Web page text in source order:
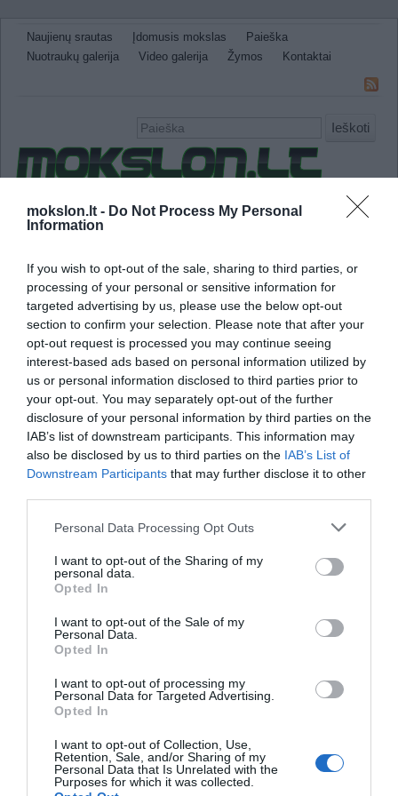
mokslon.lt - Do Not Process My Personal
Information
If you wish to opt-out of the sale, sharing to third parties, or
processing of your personal or sensitive information for
targeted advertising by us, please use the below opt-out
section to confirm your selection. Please note that after your
opt-out request is processed you may continue seeing
interest-based ads based on personal information utilized by
us or personal information disclosed to third parties prior to
your opt-out. You may separately opt-out of the further
disclosure of your personal information by third parties on the
IAB’s list of downstream participants. This information may
also be disclosed by us to third parties on the IAB’s List of
Downstream Participants that may further disclose it to other
Personal Data Processing Opt Outs
I want to opt-out of the Sharing of my
personal data.
Opted In
I want to opt-out of the Sale of my
Personal Data.
Opted In
I want to opt-out of processing my
Personal Data for Targeted Advertising.
Opted In
I want to opt-out of Collection, Use,
Retention, Sale, and/or Sharing of my
Personal Data that Is Unrelated with the
Purposes for which it was collected.
Naujienų srautas Įdomusis mokslas
Paieška
Nuotraukų galerija
Video galerija Žymos Kontaktai
Ieškoti
Naujienos Sveikata ir medicina Gamtos Mokslai
Neįtikėtini faktai Kitos
informacija mikrosferoje
Naujas būdas saugoti šviesą pagerins
Dėl didelės duomenų talpos ir mažo jų
informacijos nešiotojas. Vis dėlto dėl
stengiasi sukurti naują šviesos
savybėmis. Fizikai atliko tai įrodantį eksperimentą, kurio metu jie
silicio mikrosferose. Mikrosferos tarnauja kaip optomechaniniai
pirmieji.
Atsisakyti
Draugai
4 Pics 1 Word